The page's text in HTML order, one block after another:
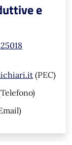
e
(PEC)